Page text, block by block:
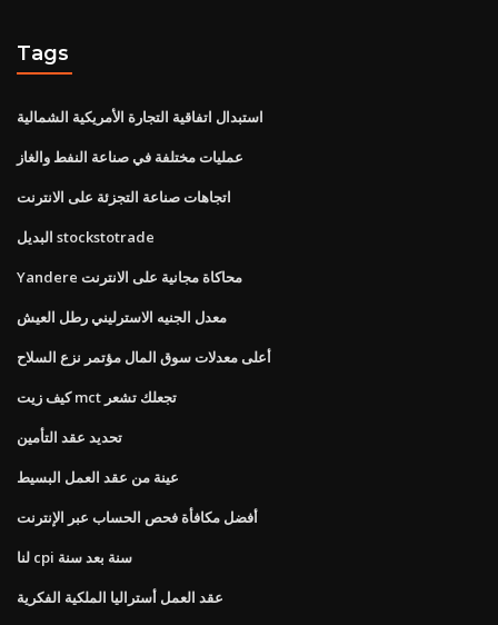
Tags
استبدال اتفاقية التجارة الأمريكية الشمالية
عمليات مختلفة في صناعة النفط والغاز
اتجاهات صناعة التجزئة على الانترنت
البديل stockstotrade
Yandere محاكاة مجانية على الانترنت
معدل الجنيه الاسترليني رطل العيش
أعلى معدلات سوق المال مؤتمر نزع السلاح
كيف زيت mct تجعلك تشعر
تحديد عقد التأمين
عينة من عقد العمل البسيط
أفضل مكافأة فحص الحساب عبر الإنترنت
لنا cpi سنة بعد سنة
عقد العمل أستراليا الملكية الفكرية